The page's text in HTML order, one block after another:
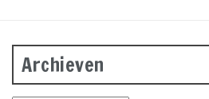
Archieven